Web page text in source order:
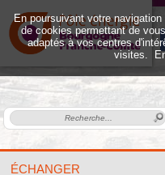
ÉCHANGER
En poursuivant votre
de cookies permettant de
adaptés à vos centres
visites.